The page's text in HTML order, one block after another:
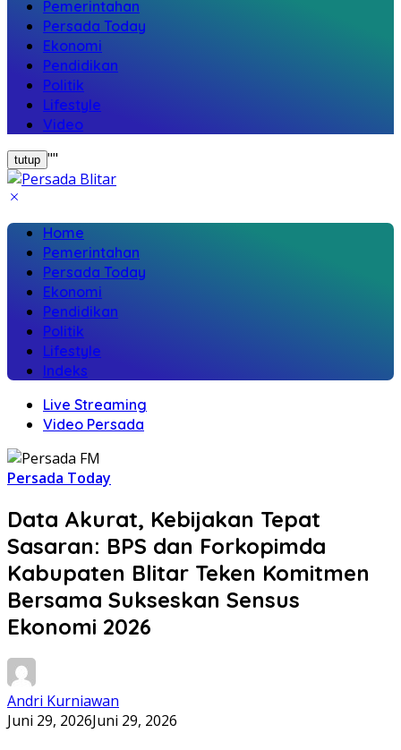
Pemerintahan
Persada Today
Ekonomi
Pendidikan
Politik
Lifestyle
Video
tutup ""
Home
Pemerintahan
Persada Today
Ekonomi
Pendidikan
Politik
Lifestyle
Indeks
Live Streaming
Video Persada
Persada Today
Data Akurat, Kebijakan Tepat
Sasaran: BPS dan Forkopimda
Kabupaten Blitar Teken Komitmen
Bersama Sukseskan Sensus
Ekonomi 2026
Andri Kurniawan
Juni 29, 2026Juni 29, 2026